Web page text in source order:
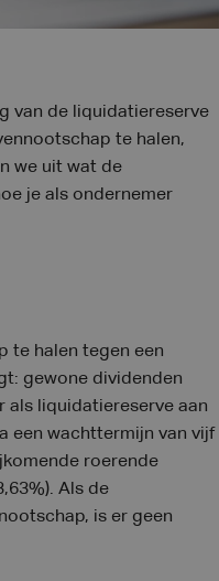
van de liquidatiereserve
te halen,
we uit wat de
je als ondernemer
te halen tegen een
gewone dividenden
als liquidatiereserve aan
een wachttermijn van vijf
roerende
Als de
is er geen